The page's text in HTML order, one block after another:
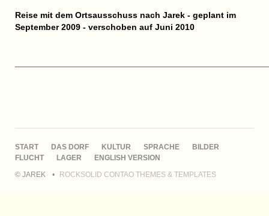
Reise mit dem Ortsausschuss nach Jarek - geplant im
September 2009 - verschoben auf Juni 2010
NAVIGATION
ÜBERSPRINGEN
START DAS DORF KULTUR SPRACHE
BILDER
FLUCHT
LAGER
ENGLISH VERSION
© JAREK
ROCKSOLID CONTAO THEMES & TEMPLATES